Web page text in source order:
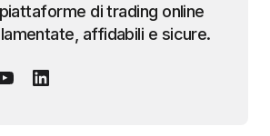
di trading online
affidabili e sicure.